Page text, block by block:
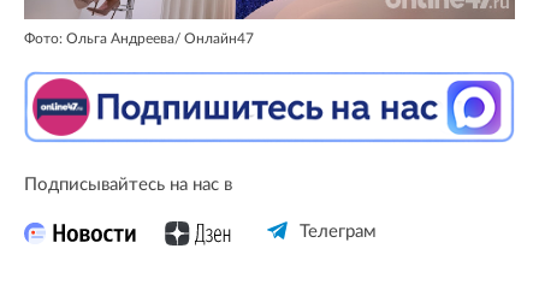
Фото: Ольга Андреева/ Oнлайн47
Подписывайтесь на нас в
Телеграм